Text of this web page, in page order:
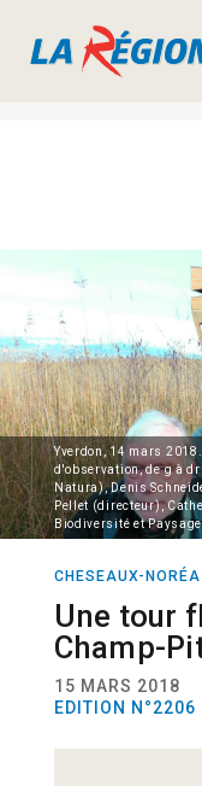
Yverdon, 14 mars
d'observation, de g à
Natura), Denis
Pellet (directeur),
Biodiversité et
CHESEAUX-
Une tour
Champ-
15 MARS 2018
EDITION N°2206